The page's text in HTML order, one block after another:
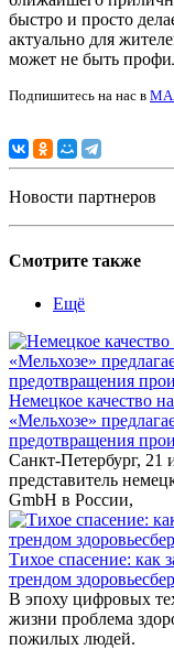
быстро и просто
актуально для
может не быть
Подпишитесь на нас в
Новости партнеров
Смотрите также
Ещё
Немецкое качество
«Мельхозе»
предотвращения
Санкт-Петербург,
представитель
GmbH в России,
Тихое спасение: как
трендом
В эпоху цифровых
жизни проблема
пожилых людей.